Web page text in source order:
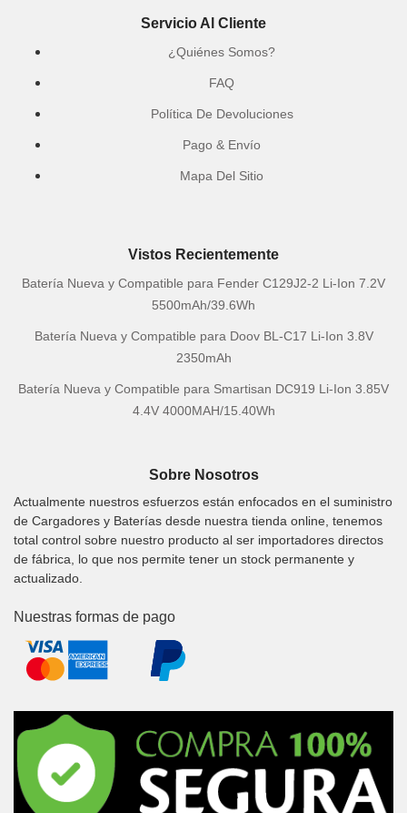
Servicio Al Cliente
¿Quiénes Somos?
FAQ
Política De Devoluciones
Pago & Envío
Mapa Del Sitio
Vistos Recientemente
Batería Nueva y Compatible para Fender C129J2-2 Li-Ion 7.2V
5500mAh/39.6Wh
Batería Nueva y Compatible para Doov BL-C17 Li-Ion 3.8V
2350mAh
Batería Nueva y Compatible para Smartisan DC919 Li-Ion 3.85V
4.4V 4000MAH/15.40Wh
Sobre Nosotros
Actualmente nuestros esfuerzos están enfocados en el suministro
de Cargadores y Baterías desde nuestra tienda online, tenemos
total control sobre nuestro producto al ser importadores directos
de fábrica, lo que nos permite tener un stock permanente y
actualizado.
Nuestras formas de pago